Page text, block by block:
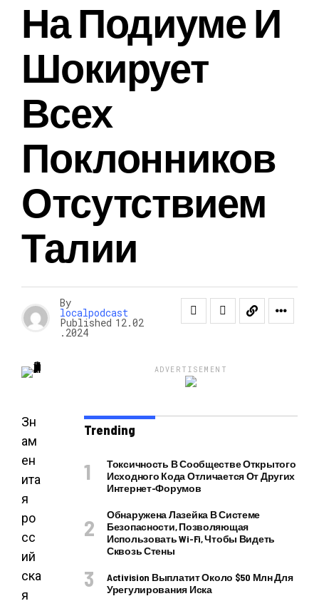
На Подиуме И
Шокирует
Всех
Поклонников
Отсутствием
Талии
By
localpodcast
Published 12.02
.2024
Зн
ам
ен
ита
я
ро
сс
ий
ска
я
ADVERTISEMENT
Trending
Токсичность В Сообществе Открытого
Исходного Кода Отличается От Других
Интернет-Форумов
Обнаружена Лазейка В Системе
Безопасности, Позволяющая
Использовать Wi-Fi, Чтобы Видеть
Сквозь Стены
Activision Выплатит Около $50 Млн Для
Урегулирования Иска